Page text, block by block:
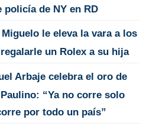
policía de NY en RD
Miguelo le eleva la vara a los
un Rolex a su hija
Arbaje celebra el oro de
“Ya no corre solo
por todo un país”